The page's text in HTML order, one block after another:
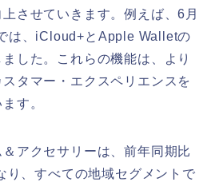
させていきます。例えば、6月
は、iCloud+とApple Walletの
した。これらの機能は、より
タマー・エクスペリエンスを
す。
アクセサリーは、前年同期比
り、すべての地域セグメントで